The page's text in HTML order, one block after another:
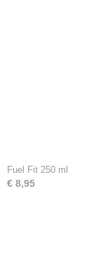
Fuel Fit 250 ml
€ 8,95